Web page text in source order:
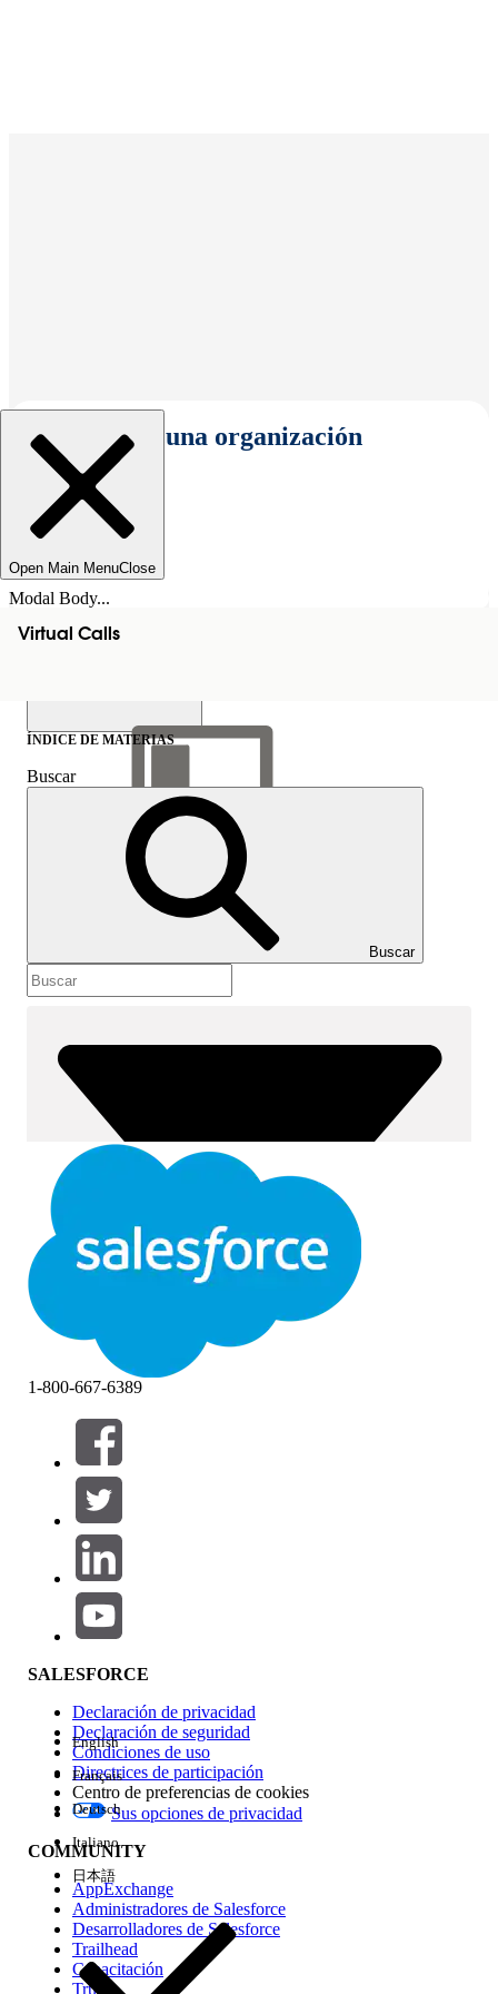
Seleccionar una organización
Open Main MenuClose
Modal Body...
Virtual Calls
Mostrar índice de
materias
Índice de materias
ÍNDICE DE MATERIAS
Buscar
Buscar
Filtros (0)
SELECCIONAR FILTROS
Área de productos
Repercusión de función
Edición
Experiencia
1-800-667-6389
SALESFORCE
Declaración de privacidad
Declaración de seguridad
Condiciones de uso
Directrices de participación
Centro de preferencias de cookies
Sus opciones de privacidad
COMMUNITY
AppExchange
Administradores de Salesforce
Desarrolladores de Salesforce
Trailhead
Capacitación
Trust
English
Français
Deutsch
Italiano
日本語